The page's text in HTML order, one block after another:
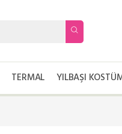
TERMAL YILBAŞI